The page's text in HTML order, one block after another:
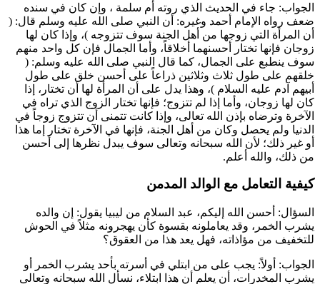
الجواب: جاء في الحديث الذي روته أم سلمة ، وإن كان في سنده
ضعف رواه الإمام أحمد وغيره: أن النبي صلى الله عليه وسلم قال: (
أن المرأة التي زوجها من أهل الجنة سوف تتزوجه )، وإذا كان لها
زوجان فإنها تختار أحسنهما أخلاقاً، وأما الجمال فإن كل واحد منهم
سوف ينطبع على الجمال، كما قال النبي صلى الله عليه وسلم: (
خلقهم على طول ثلاث وثلاثين ذراعاً على أحسن خلق على طول
أبيهم آدم عليه السلام )، وهذا يدل على أن المرأة لها أن تختار، إذا
كان لها زوجان، وأما إذا لم تتزوج؛ فإنها تختار الزوج الذي تراه في
الآخرة وترضاه بإذن الله تعالى، وإذا كانت تتمنى أن تتزوج زوجاً في
الدنيا ولم يحصل وكان من أهل الجنة، فإنها في الآخرة تختار إما هذا
أو غير ذلك؛ لأن الله سبحانه وتعالى سوف يبدل نظرها إلى أحسن
من ذلك، والله أعلم.
كيفية التعامل مع الوالد المدمن
السؤال: أحسن الله إليكم، عبد السلام من ليبيا يقول: إن والده
يشرب الخمر، وقد يعاملونه بقسوة كأن يهجرونه مثلاً في الحوش
للتخفيف من مؤاذاته، فهل يعد هذا من العقوق؟
الجواب: أولاً: يجب على من ابتلي في أسرته بأحد يشرب الخمر أو
يشرب المخدرات، أن يعلم أن هذا ابتلاء، نسأل الله سبحانه وتعالى